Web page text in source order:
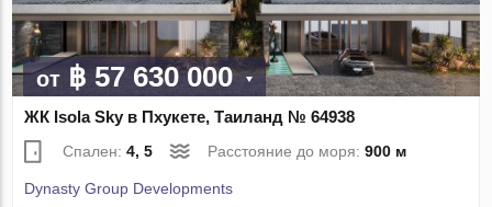
от ฿ 57 630 000
ЖК Isola Sky в Пхукете, Таиланд № 64938
Спален:4, 5 Расстояние до моря:900 м
Dynasty Group Developments